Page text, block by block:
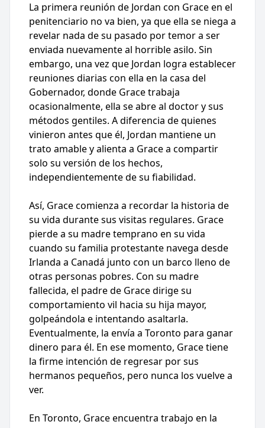
La primera reunión de Jordan con Grace en el
penitenciario no va bien, ya que ella se niega a
revelar nada de su pasado por temor a ser
enviada nuevamente al horrible asilo. Sin
embargo, una vez que Jordan logra establecer
reuniones diarias con ella en la casa del
Gobernador, donde Grace trabaja
ocasionalmente, ella se abre al doctor y sus
métodos gentiles. A diferencia de quienes
vinieron antes que él, Jordan mantiene un
trato amable y alienta a Grace a compartir
solo su versión de los hechos,
independientemente de su fiabilidad.
Así, Grace comienza a recordar la historia de
su vida durante sus visitas regulares. Grace
pierde a su madre temprano en su vida
cuando su familia protestante navega desde
Irlanda a Canadá junto con un barco lleno de
otras personas pobres. Con su madre
fallecida, el padre de Grace dirige su
comportamiento vil hacia su hija mayor,
golpeándola e intentando asaltarla.
Eventualmente, la envía a Toronto para ganar
dinero para él. En ese momento, Grace tiene
la firme intención de regresar por sus
hermanos pequeños, pero nunca los vuelve a
ver.
En Toronto, Grace encuentra trabajo en la